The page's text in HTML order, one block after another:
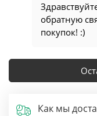
обратную
покупок! :)
Как мы